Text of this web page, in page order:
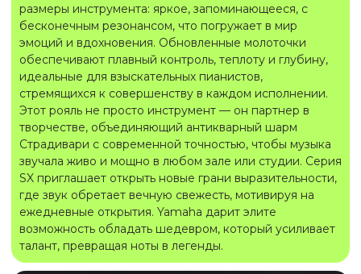
размеры инструмента: яркое, запоминающееся, с
бесконечным резонансом, что погружает в мир
эмоций и вдохновения. Обновленные молоточки
обеспечивают плавный контроль, теплоту и глубину,
идеальные для взыскательных пианистов,
стремящихся к совершенству в каждом исполнении.
Этот рояль не просто инструмент — он партнер в
творчестве, объединяющий антикварный шарм
Страдивари с современной точностью, чтобы музыка
звучала живо и мощно в любом зале или студии. Серия
SX приглашает открыть новые грани выразительности,
где звук обретает вечную свежесть, мотивируя на
ежедневные открытия. Yamaha дарит элите
возможность обладать шедевром, который усиливает
талант, превращая ноты в легенды.